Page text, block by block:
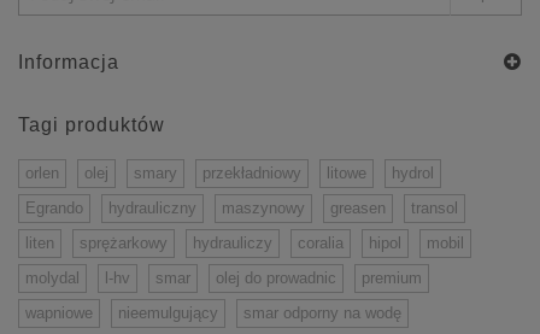
Informacja
Tagi produktów
orlen olej smary przekładniowy litowe
hydrol
Egrando
hydrauliczny maszynowy greasen
transol
liten
sprężarkowy hydrauliczy coralia hipol
mobil
molydal
l-hv smar olej do prowadnic
premium
wapniowe
nieemulgujący smar odporny na wodę